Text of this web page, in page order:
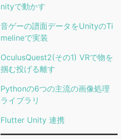
nityで動かす
音ゲーの譜面データをUnityのTi
melineで実装
OculusQuest2(その1) VRで物を
掴む投げる離す
Pythonの6つの主流の画像処理
ライブラリ
Flutter Unity 連携